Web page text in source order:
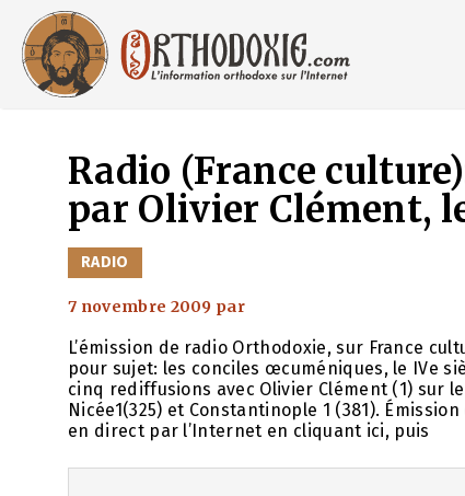
contenu
Radio (France
par Olivier Clément,
CATÉGORIES
RADIO
7 novembre 2009 par
L’émission de radio Orthodoxie, sur France
pour sujet: les conciles œcuméniques, le IVe
cinq rediffusions avec Olivier Clément (1) sur
Nicée1(325) et Constantinople 1 (381).
en direct par l’Internet en cliquant ici, puis